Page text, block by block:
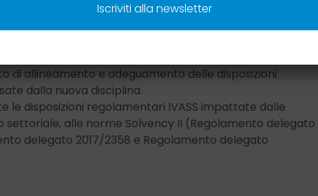
della normativa europea in materia di finanza sostenibile
allineamento e adeguamento delle disposizioni
dalla nuova disciplina.
disposizioni regolamentari IVASS impattate dalle
alle norme Solvency II (Regolamento delegato
delegato 2017/2358 e Regolamento delegato
Iscriviti alla newsletter